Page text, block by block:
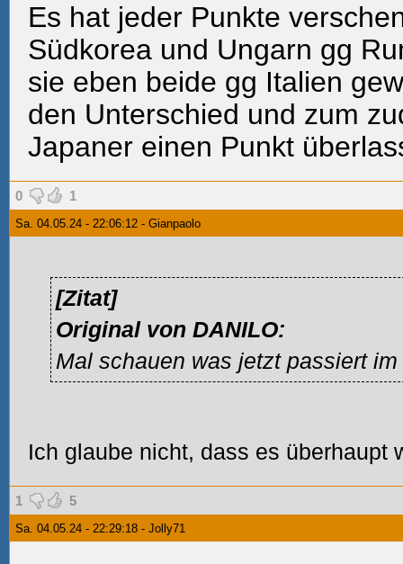
Es hat jeder Punkte
Südkorea und Ungarn gg
sie eben beide gg Italien
den Unterschied und zum
Japaner einen Punkt
0 1
Sa. 04.05.24 - 22:06:12 - Gianpaolo
[Zitat]
Original von DANILO:
Mal schauen was jetzt passiert
Ich glaube nicht, dass es überhaupt
1 5
Sa. 04.05.24 - 22:29:18 - Jolly71